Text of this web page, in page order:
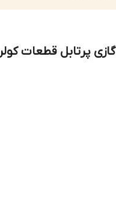
پرتابل قطعات کولر